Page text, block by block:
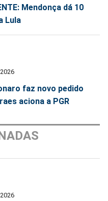
Mendonça dá 10
Lula
faz novo pedido
aciona a PGR